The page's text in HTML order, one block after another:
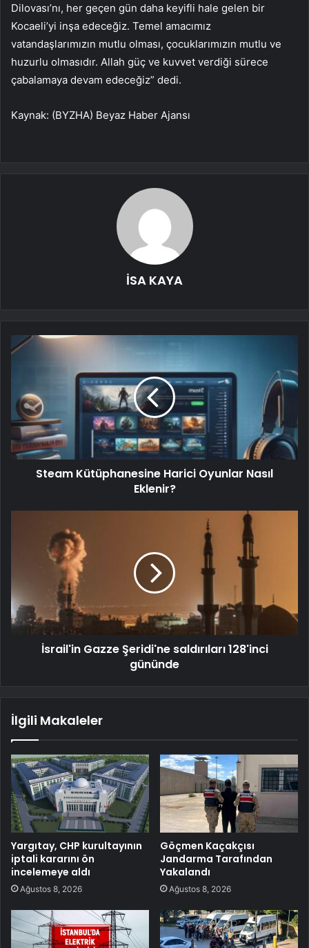
Dilovası’nı, her geçen gün daha keyifli hale gelen bir
Kocaeli’yi inşa edeceğiz. Temel amacımız
vatandaşlarımızın mutlu olması, çocuklarımızın mutlu ve
huzurlu olmasıdır. Allah güç ve kuvvet verdiği sürece
çabalamaya devam edeceğiz” dedi.
Kaynak: (BYZHA) Beyaz Haber Ajansı
İSA KAYA
Steam Kütüphanesine Harici Oyunlar Nasıl
Eklenir?
İsrail'in Gazze Şeridi'ne saldırıları 128'inci
gününde
İlgili Makaleler
Yargıtay, CHP kurultayının
iptali kararını ön
incelemeye aldı
Ağustos 8, 2026
Göçmen Kaçakçısı
Jandarma Tarafından
Yakalandı
Ağustos 8, 2026